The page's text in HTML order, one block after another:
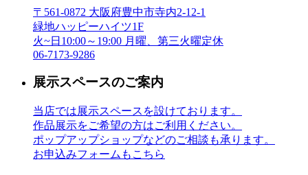
〒561-0872 大阪府豊中市寺内2-12-1
緑地ハッピーハイツ1F
火~日10:00～19:00 月曜、第三火曜定休
06-7173-9286
展示スペースのご案内
当店では展示スペースを設けております。
作品展示をご希望の方はご利用ください。
ポップアップショップなどのご相談も承ります。
お申込みフォームもこちら